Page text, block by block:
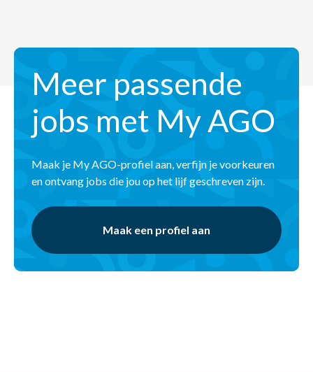
Meer passende
jobs met My AGO
Maak je My AGO-profiel aan, verfijn je voorkeuren
en ontvang jobs die jou op het lijf geschreven zijn.
Maak een profiel aan